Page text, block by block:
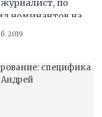
по
номинантов на
2019